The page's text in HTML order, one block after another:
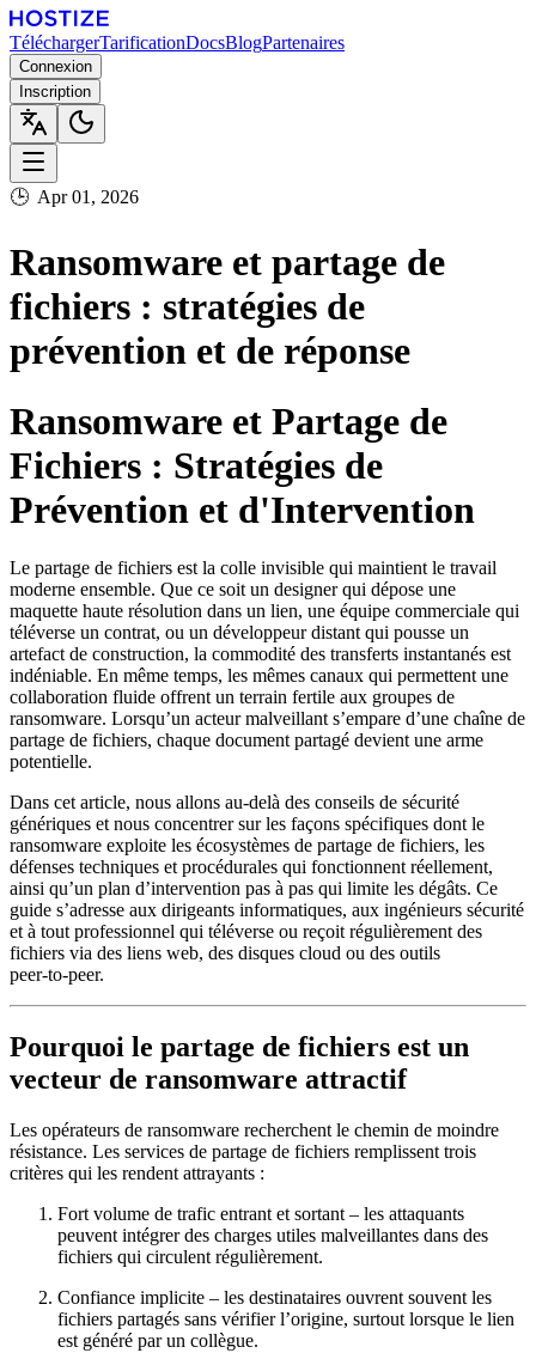
TéléchargerTarificationDocsBlogPartenaires
Connexion
Inscription
🕒 Apr 01, 2026
Ransomware et partage de
fichiers : stratégies de
prévention et de réponse
Ransomware et Partage de
Fichiers : Stratégies de
Prévention et d'Intervention
Le partage de fichiers est la colle invisible qui maintient le travail
moderne ensemble. Que ce soit un designer qui dépose une
maquette haute résolution dans un lien, une équipe commerciale qui
téléverse un contrat, ou un développeur distant qui pousse un
artefact de construction, la commodité des transferts instantanés est
indéniable. En même temps, les mêmes canaux qui permettent une
collaboration fluide offrent un terrain fertile aux groupes de
ransomware. Lorsqu’un acteur malveillant s’empare d’une chaîne de
partage de fichiers, chaque document partagé devient une arme
potentielle.
Dans cet article, nous allons au‑delà des conseils de sécurité
génériques et nous concentrer sur les façons spécifiques dont le
ransomware exploite les écosystèmes de partage de fichiers, les
défenses techniques et procédurales qui fonctionnent réellement,
ainsi qu’un plan d’intervention pas à pas qui limite les dégâts. Ce
guide s’adresse aux dirigeants informatiques, aux ingénieurs sécurité
et à tout professionnel qui téléverse ou reçoit régulièrement des
fichiers via des liens web, des disques cloud ou des outils
peer‑to‑peer.
Pourquoi le partage de fichiers est un
vecteur de ransomware attractif
Les opérateurs de ransomware recherchent le chemin de moindre
résistance. Les services de partage de fichiers remplissent trois
critères qui les rendent attrayants :
Fort volume de trafic entrant et sortant – les attaquants
peuvent intégrer des charges utiles malveillantes dans des
fichiers qui circulent régulièrement.
Confiance implicite – les destinataires ouvrent souvent les
fichiers partagés sans vérifier l’origine, surtout lorsque le lien
est généré par un collègue.